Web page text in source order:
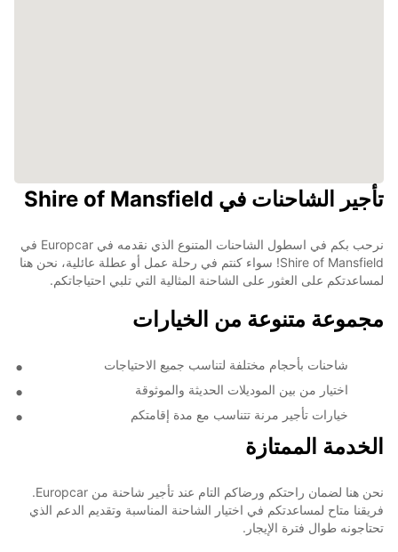
تأجير الشاحنات في Shire of Mansfield
نرحب بكم في اسطول الشاحنات المتنوع الذي نقدمه في Europcar في
Shire of Mansfield! سواء كنتم في رحلة عمل أو عطلة عائلية، نحن هنا
لمساعدتكم على العثور على الشاحنة المثالية التي تلبي احتياجاتكم.
مجموعة متنوعة من الخيارات
شاحنات بأحجام مختلفة لتناسب جميع الاحتياجات
اختيار من بين الموديلات الحديثة والموثوقة
خيارات تأجير مرنة تتناسب مع مدة إقامتكم
الخدمة الممتازة
نحن هنا لضمان راحتكم ورضاكم التام عند تأجير شاحنة من Europcar.
فريقنا متاح لمساعدتكم في اختيار الشاحنة المناسبة وتقديم الدعم الذي
تحتاجونه طوال فترة الإيجار.